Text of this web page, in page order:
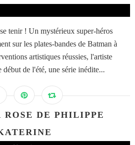
tenir ! Un mystérieux super-héros
sur les plates-bandes de Batman à
artistiques réussies, l'artiste
de l'été, une série inédite...
ROSE DE PHILIPPE